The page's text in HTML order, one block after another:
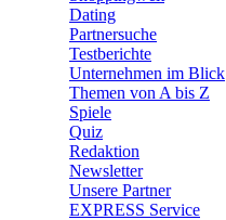
Dating
Partnersuche
Testberichte
Unternehmen im Blick
Themen von A bis Z
Spiele
Quiz
Redaktion
Newsletter
Unsere Partner
EXPRESS Service